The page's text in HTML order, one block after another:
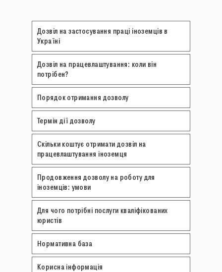
Дозвіл на застосування праці іноземців в
Україні
Дозвіл на працевлаштування: коли він
потрібен?
Порядок отримання дозволу
Термін дії дозволу
Скільки коштує отримати дозвіл на
працевлаштування іноземця
Продовження дозволу на роботу для
іноземців: умови
Для чого потрібні послуги кваліфікованих
юристів
Нормативна база
Корисна інформація